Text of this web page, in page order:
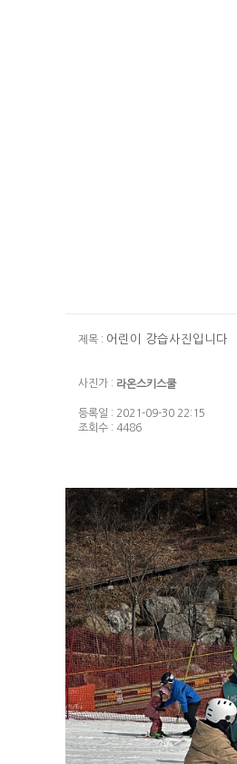
제목 : 어린이 강습사진입니다
사진가 : 라온스키스쿨
등록일 : 2021-09-30 22:15
조회수 : 4486